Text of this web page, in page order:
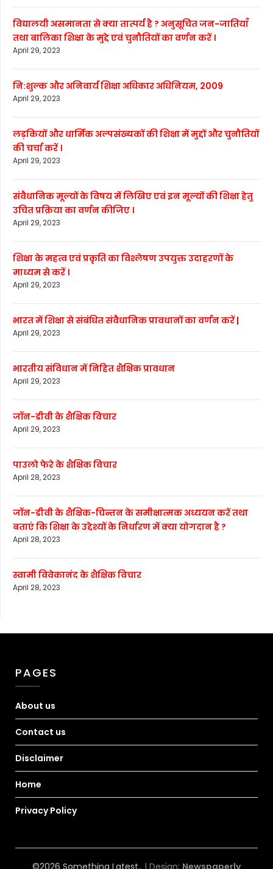
विद्यालयी असमानता से क्या तात्पर्य है ? अनुसूचित जन-जातियाँ
तथा बालिका शिक्षा के मुद्दे एवं चुनौतियों का वर्णन करें ।
April 29, 2023
नि:शुल्क और अनिवार्य शिक्षा अधिकार अधिनियम, 2009
April 29, 2023
लड़कियों और धार्मिक अल्पसंख्यकों की शिक्षा में मुद्दों और चुनौतियों
की चर्चा करें ।
April 29, 2023
संवैधानिक मूल्यों के विषय में लिखिए एवं इन मूल्यों की शिक्षा हेतु
उचित प्रक्रिया का वर्णन कीजिए ।
April 29, 2023
शिक्षा के महत्व एवं प्रकृति का विश्लेषण उपयुक्त उदाहरणों के
माध्यम से करें ।
April 29, 2023
भारत में शिक्षा से संबंधित संवैधानिक प्रावधानों का वर्णन करें |
April 29, 2023
भारतीय संविधान में निहित शैक्षिक प्रावधान
April 29, 2023
जॉन-डीवी के शैक्षिक विचार
April 29, 2023
पाउलो फेरे के शैक्षिक विचार
April 28, 2023
जॉन-डीवी के शैक्षिक-चिन्तन के समीक्षात्मक अध्ययन करें तथा
बताएं कि शिक्षा के उद्देश्यों के निर्धारण में क्या योगदान है ?
April 28, 2023
स्वामी विवेकानंद के शैक्षिक विचार
April 28, 2023
PAGES
About us
Contact us
Disclaimer
Home
Privacy Policy
©2026 Something Latest.. | Design: Newspaperly